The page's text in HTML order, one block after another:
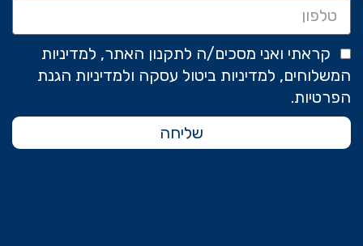
קראתי ואני מסכים/ה לתקנון האתר, למדיניות
המשלוחים, למדיניות ביטול עסקה ולמדיניות הגנת
הפרטיות.
שליחה